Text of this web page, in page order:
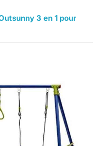
3 en 1 pour